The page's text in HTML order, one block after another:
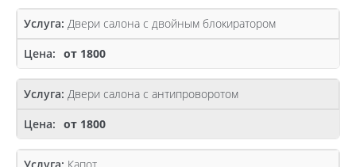
Двери салона с двойным блокиратором
от 1800
Двери салона с антипроворотом
от 1800